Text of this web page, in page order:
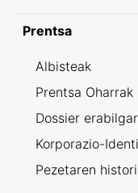
Prentsa
Albisteak
Prentsa Oharrak
Dossier
Korporazio-
Pezetaren